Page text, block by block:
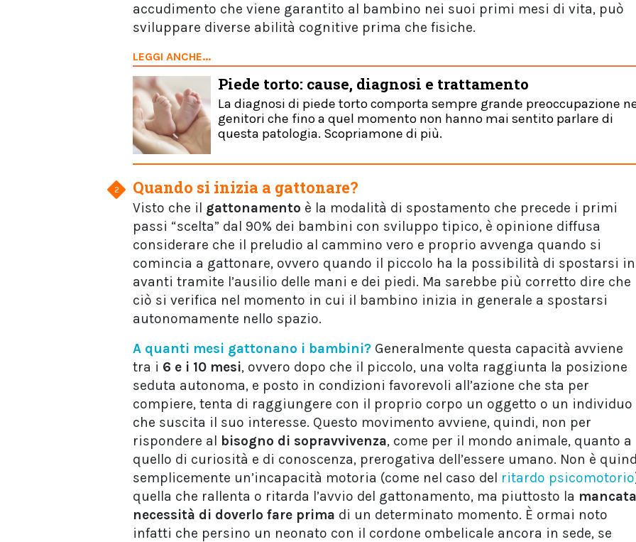
accudimento che viene garantito al bambino nei suoi primi mesi di vita, può
sviluppare diverse abilità cognitive prima che fisiche.
LEGGI ANCHE...
Piede torto: cause, diagnosi e trattamento
La diagnosi di piede torto comporta sempre grande preoccupazione
genitori che fino a quel momento non hanno mai sentito parlare di
questa patologia. Scopriamone di più.
Quando si inizia a gattonare?
Visto che il gattonamento è la modalità di spostamento che precede i primi
passi “scelta” dal 90% dei bambini con sviluppo tipico, è opinione diffusa
considerare che il preludio al cammino vero e proprio avvenga quando si
comincia a gattonare, ovvero quando il piccolo ha la possibilità di spostarsi in
avanti tramite l’ausilio delle mani e dei piedi. Ma sarebbe più corretto dire che
ciò si verifica nel momento in cui il bambino inizia in generale a spostarsi
autonomamente nello spazio.
A quanti mesi gattonano i bambini? Generalmente questa capacità avviene
tra i 6 e i 10 mesi, ovvero dopo che il piccolo, una volta raggiunta la posizione
seduta autonoma, e posto in condizioni favorevoli all’azione che sta per
compiere, tenta di raggiungere con il proprio corpo un oggetto o un individuo
che suscita il suo interesse. Questo movimento avviene, quindi, non per
rispondere al bisogno di sopravvivenza, come per il mondo animale, quanto a
quello di curiosità e di conoscenza, prerogativa dell’essere umano. Non è
semplicemente un’incapacità motoria (come nel caso del ritardo psicomotorio
quella che rallenta o ritarda l’avvio del gattonamento, ma piuttosto la mancata
necessità di doverlo fare prima di un determinato momento. È ormai noto
infatti che persino un neonato con il cordone ombelicale ancora in sede, se